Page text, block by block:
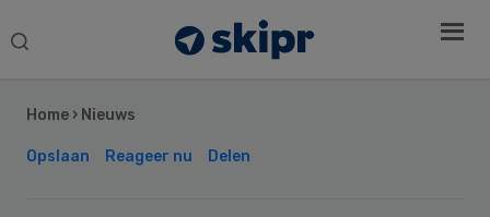
Search
Home › Nieuws
Opslaan Reageer nu Delen
Sidebar